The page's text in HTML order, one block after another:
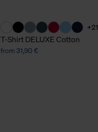
+21
T-Shirt DELUXE Cotton
from 31,90 €